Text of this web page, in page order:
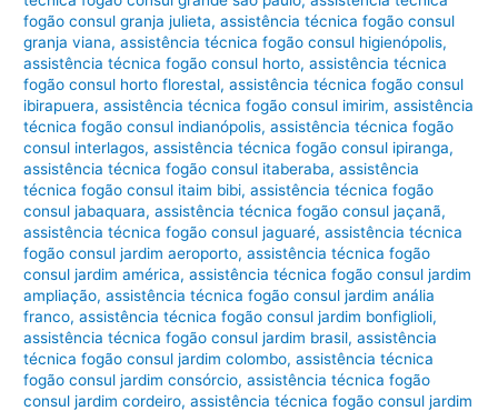
fogão consul granja julieta,assistência técnica fogão consul
granja viana,assistência técnica fogão consul higienópolis,
assistência técnica fogão consul horto,assistência técnica
fogão consul horto florestal,assistência técnica fogão consul
ibirapuera,assistência técnica fogão consul imirim,assistência
técnica fogão consul indianópolis,assistência técnica fogão
consul interlagos,assistência técnica fogão consul ipiranga,
assistência técnica fogão consul itaberaba,assistência
técnica fogão consul itaim bibi,assistência técnica fogão
consul jabaquara,assistência técnica fogão consul jaçanã,
assistência técnica fogão consul jaguaré,assistência técnica
fogão consul jardim aeroporto,assistência técnica fogão
consul jardim américa,assistência técnica fogão consul jardim
ampliação,assistência técnica fogão consul jardim anália
franco,assistência técnica fogão consul jardim bonfiglioli,
assistência técnica fogão consul jardim brasil,assistência
técnica fogão consul jardim colombo,assistência técnica
fogão consul jardim consórcio,assistência técnica fogão
consul jardim cordeiro,assistência técnica fogão consul jardim